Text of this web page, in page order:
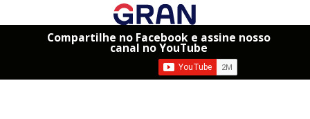
Compartilhe no Facebook e assine nosso
canal no YouTube